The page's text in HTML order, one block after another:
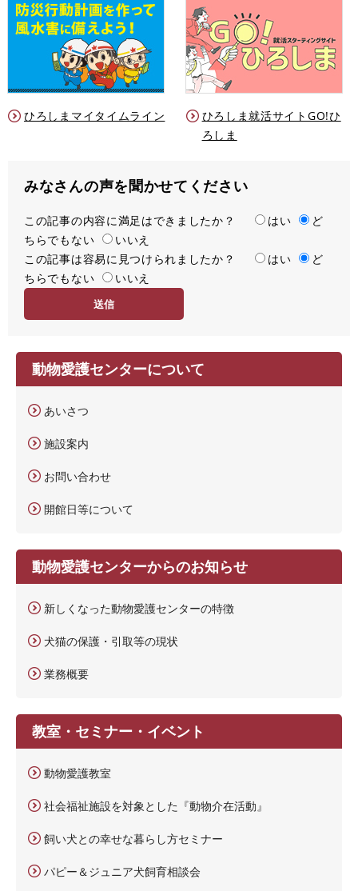
ひろしまマイタイムライン
ひろしま就活サイトGO!ひ
ろしま
みなさんの声を聞かせてください
満
足
度
この記事の内容に満足はできましたか？ はい
ど
ちらでもない
いいえ
容
易
この記事は容易に見つけられましたか？ はい
ど
ちらでもない
いいえ
動物愛護センターについて
あいさつ
施設案内
お問い合わせ
開館日等について
動物愛護センターからのお知らせ
新しくなった動物愛護センターの特徴
犬猫の保護・引取等の現状
業務概要
教室・セミナー・イベント
動物愛護教室
社会福祉施設を対象とした『動物介在活動』
飼い犬との幸せな暮らし方セミナー
パピー＆ジュニア犬飼育相談会